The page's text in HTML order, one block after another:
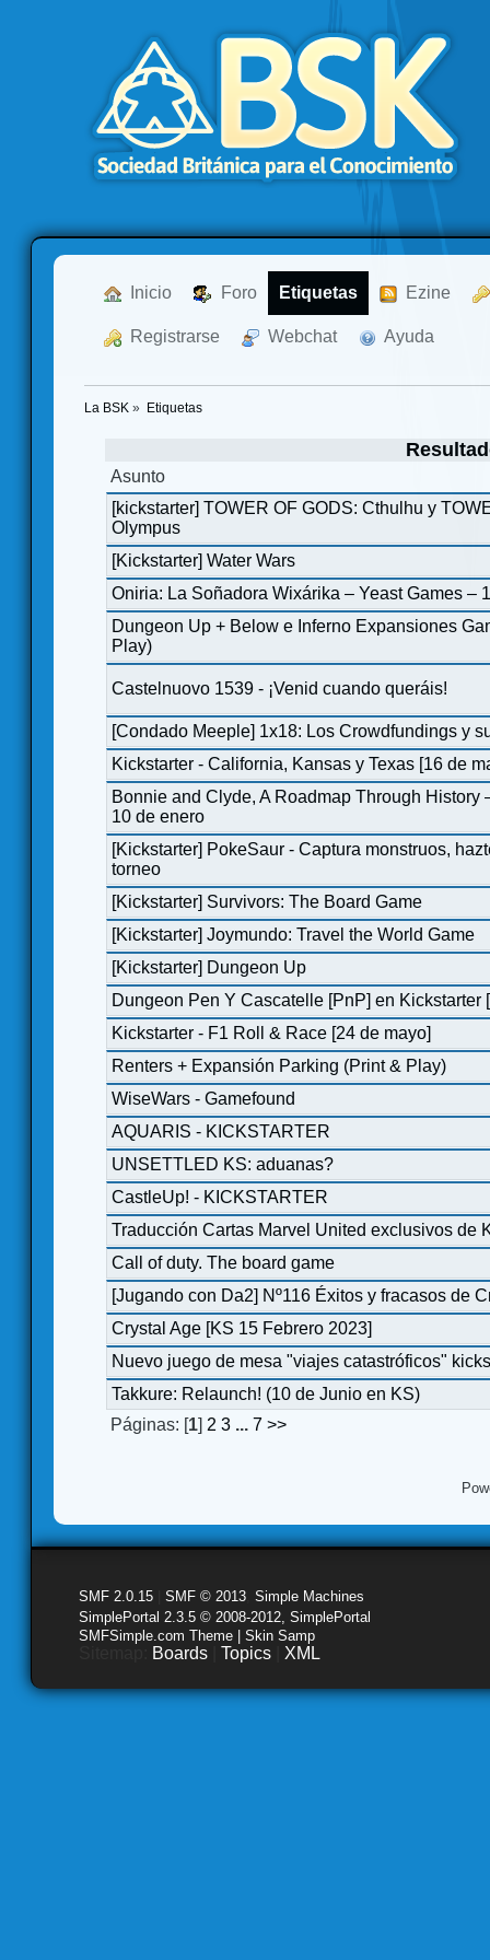
Inicio Foro Etiquetas Ezine
Registrarse Webchat Ayuda
La BSK » Etiquetas
Asunto
[kickstarter] TOWER OF GODS: Cthulhu y
Olympus
[Kickstarter] Water Wars
Oniria: La Soñadora Wixárika – Yeast Games –
Dungeon Up + Below e Inferno Expansiones
Play)
Castelnuovo 1539 - ¡Venid cuando queráis!
[Condado Meeple] 1x18: Los Crowdfundings y
Kickstarter - California, Kansas y Texas [16 de
Bonnie and Clyde, A Roadmap Through History
10 de enero
[Kickstarter] PokeSaur - Captura monstruos,
torneo
[Kickstarter] Survivors: The Board Game
[Kickstarter] Joymundo: Travel the World Game
[Kickstarter] Dungeon Up
Dungeon Pen Y Cascatelle [PnP] en Kickstarter
Kickstarter - F1 Roll & Race [24 de mayo]
Renters + Expansión Parking (Print & Play)
WiseWars - Gamefound
AQUARIS - KICKSTARTER
UNSETTLED KS: aduanas?
CastleUp! - KICKSTARTER
Traducción Cartas Marvel United exclusivos de
Call of duty. The board game
[Jugando con Da2] Nº116 Éxitos y fracasos de
Crystal Age [KS 15 Febrero 2023]
Nuevo juego de mesa "viajes catastróficos"
Takkure: Relaunch! (10 de Junio en KS)
Páginas: [1] 2 3 ... 7 >>
SMF 2.0.15 SMF © 2013 Simple Machines
SimplePortal 2.3.5 © 2008-2012, SimplePortal
SMFSimple.com Theme | Skin Samp
Boards Topics XML